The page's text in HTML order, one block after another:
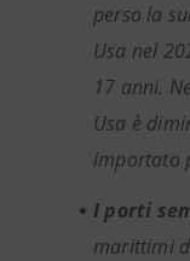
perso la
Usa nel
17 anni.
Usa è
importato
I porti
marittimi